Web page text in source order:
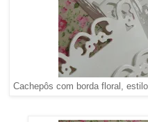
Cachepôs com borda floral,